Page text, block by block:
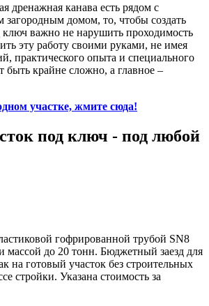
дренажная канава есть рядом с
загородным домом, то, чтобы создать
ключ важно не нарушить проходимость
эту работу своими руками, не имея
практического опыта и специального
быть крайне сложно, а главное –
участке, жмите сюда!
под ключ - под любой
гофрированной трубой SN8
массой до 20 тонн. Бюджетный заезд для
на готовый участок без строительных
стройки. Указана стоимость за